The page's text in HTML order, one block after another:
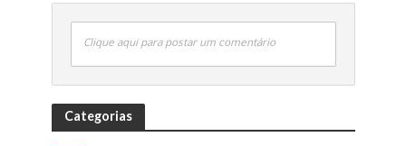
Clique aqui para postar um comentário
Categorias